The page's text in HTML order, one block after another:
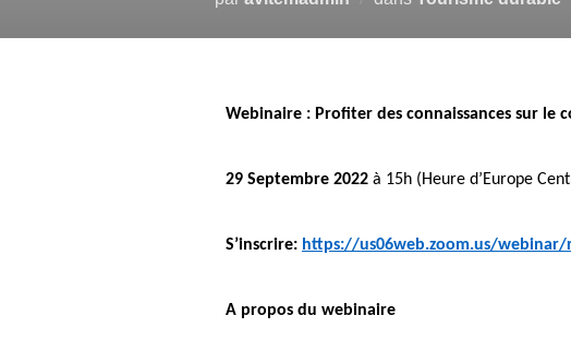
Webinaire : Profiter des connaissances sur
29 Septembre 2022 à 15h (Heure d’Europe
S’inscrire: https://us06web.zoom.us/webinar/
A propos du webinaire